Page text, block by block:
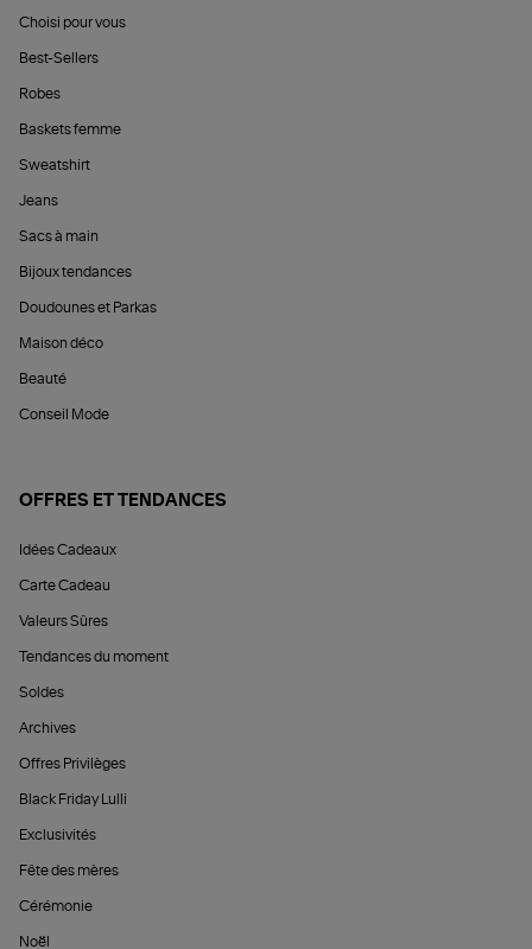
Choisi pour vous
Best-Sellers
Robes
Baskets femme
Sweatshirt
Jeans
Sacs à main
Bijoux tendances
Doudounes et Parkas
Maison déco
Beauté
Conseil Mode
OFFRES ET TENDANCES
Idées Cadeaux
Carte Cadeau
Valeurs Sûres
Tendances du moment
Soldes
Archives
Offres Privilèges
Black Friday Lulli
Exclusivités
Fête des mères
Cérémonie
Noël